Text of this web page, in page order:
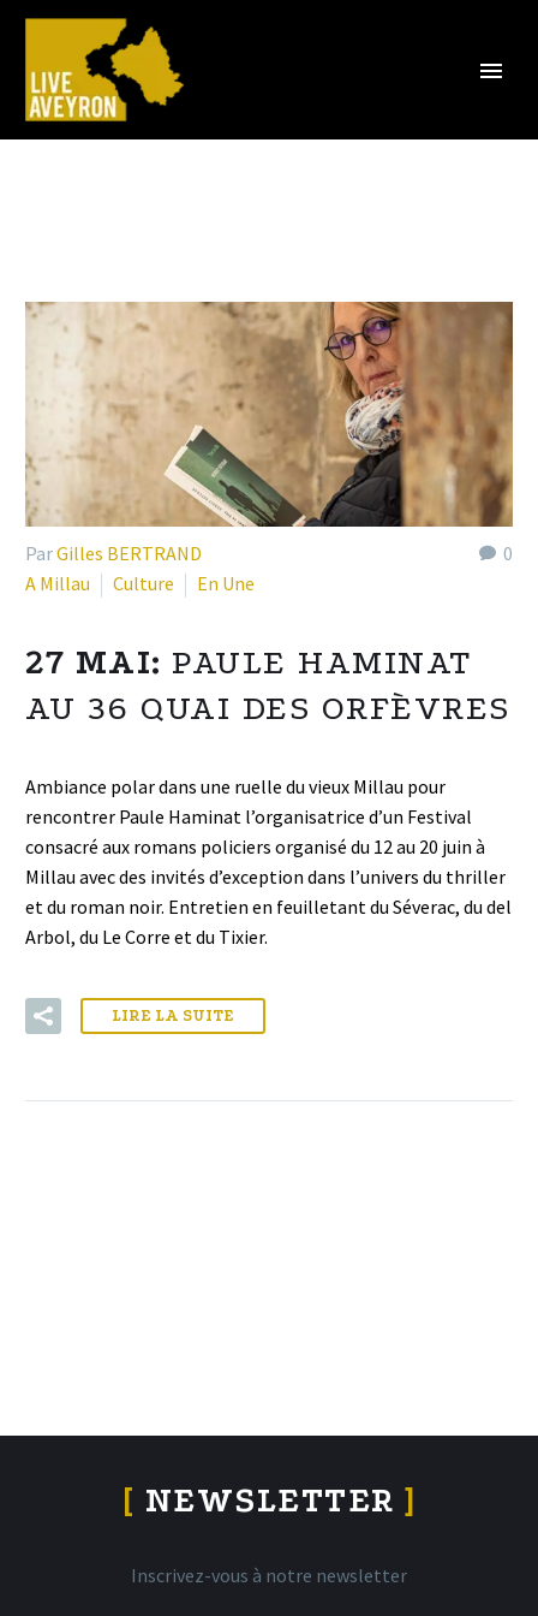
0
ParGilles BERTRAND
A Millau
Culture En Une
27 MAI: PAULE HAMINAT
AU 36 QUAI DES ORFÈVRES
Ambiance polar dans une ruelle du vieux Millau pour
rencontrer Paule Haminat l’organisatrice d’un Festival
consacré aux romans policiers organisé du 12 au 20 juin à
Millau avec des invités d’exception dans l’univers du thriller
et du roman noir. Entretien en feuilletant du Séverac, du del
Arbol, du Le Corre et du Tixier.
LIRE LA SUITE
[ NEWSLETTER ]
Inscrivez-vous à notre newsletter